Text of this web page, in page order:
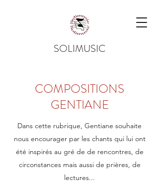
SOLIMUSIC
COMPOSITIONS
GENTIANE
Dans cette rubrique, Gentiane souhaite
nous encourager par les chants qui lui ont
été inspirés au gré de de rencontres, de
circonstances mais aussi de prières, de
lectures...